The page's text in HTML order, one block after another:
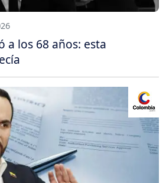
a los 68 años: esta